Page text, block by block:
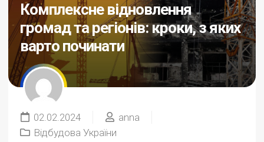
Комплексне відновлення
громад та регіонів: кроки, з яких
варто починати
02.02.2024
anna
Відбудова України